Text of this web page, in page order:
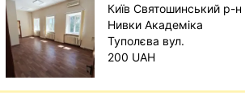
Київ Святошинський р-н
Нивки Академіка
Туполєва вул.
200 UAH